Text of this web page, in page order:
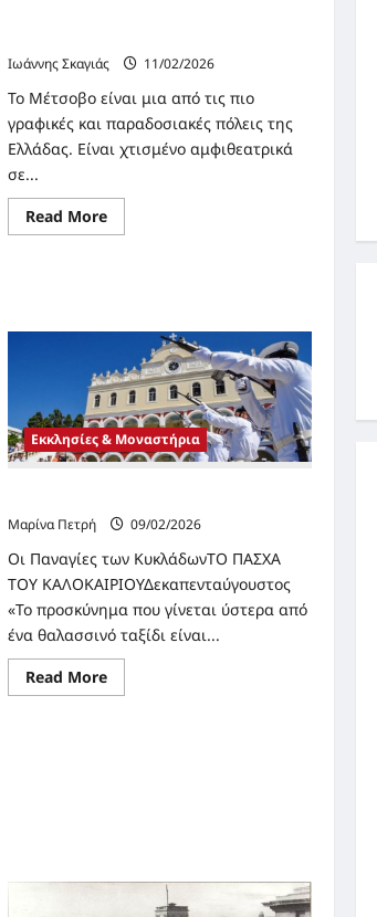
Ιωάννης Σκαγιάς
11/02/2026
Το Μέτσοβο είναι μια από τις πιο
γραφικές και παραδοσιακές πόλεις της
Ελλάδας. Είναι χτισμένο αμφιθεατρικά
σε...
Read MoreRead
more
Ελλάδα
Εκκλησίες & Μοναστήρια
Μαρίνα Πετρή
09/02/2026
Οι Παναγίες των ΚυκλάδωνΤΟ ΠΑΣΧΑ
ΤΟΥ ΚΑΛΟΚΑΙΡΙΟΥΔεκαπενταύγουστος
«Το προσκύνημα που γίνεται ύστερα από
ένα θαλασσινό ταξίδι είναι...
Read MoreRead
more